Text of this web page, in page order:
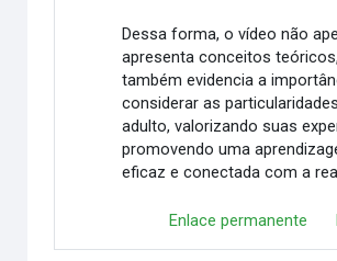
Dessa forma, o vídeo não
apresenta conceitos
também evidencia a
considerar as
adulto, valorizando suas
promovendo uma
eficaz e conectada com a
Enlace permanente